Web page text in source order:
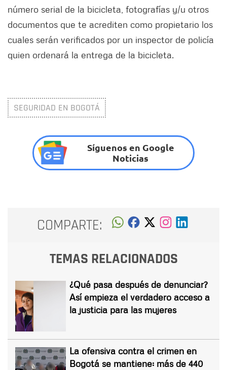
número serial de la bicicleta, fotografías y/u otros
documentos que te acrediten como propietario los
cuales serán verificados por un inspector de policía
quien ordenará la entrega de la bicicleta.
SEGURIDAD EN BOGOTÁ
Síguenos en Google
Noticias
COMPARTE:
TEMAS RELACIONADOS
¿Qué pasa después de denunciar?
Así empieza el verdadero acceso a
la justicia para las mujeres
La ofensiva contra el crimen en
Bogotá se mantiene: más de 440